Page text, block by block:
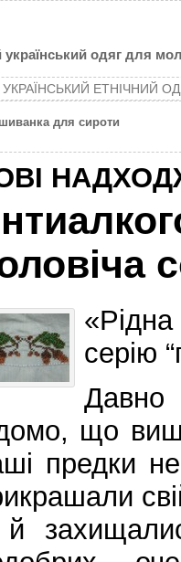
український одяг для
ЕТНІЧНИЙ
для сироти
серію
Давно
що
предки